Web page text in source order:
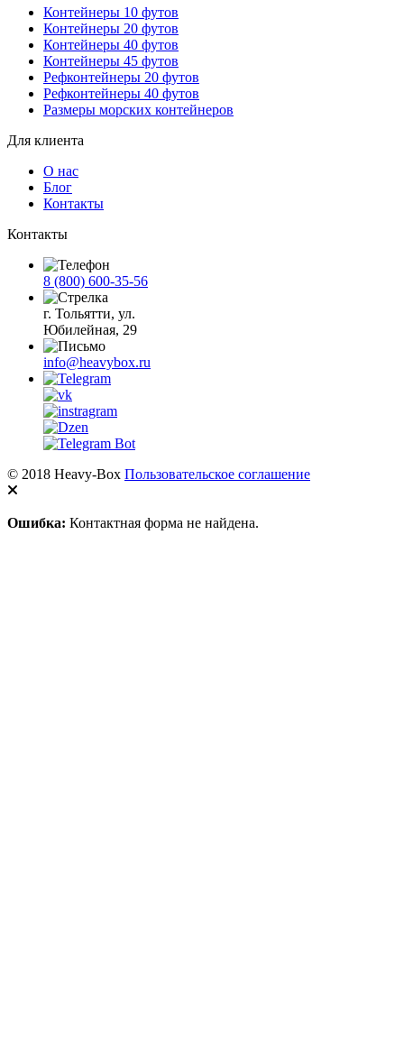
Контейнеры 10 футов
Контейнеры 20 футов
Контейнеры 40 футов
Контейнеры 45 футов
Рефконтейнеры 20 футов
Рефконтейнеры 40 футов
Размеры морских контейнеров
Для клиента
О нас
Блог
Контакты
Контакты
8 (800) 600-35-56
г. Тольятти, ул.
Юбилейная, 29
info@heavybox.ru
© 2018 Heavy-Box Пользовательское соглашение
Ошибка: Контактная форма не найдена.